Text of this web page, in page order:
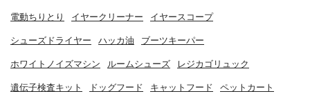
電動ちりとり イヤークリーナー イヤースコープ
シューズドライヤー ハッカ油 ブーツキーパー
ホワイトノイズマシン ルームシューズ レジカゴリュック
遺伝子検査キット ドッグフード キャットフード ペットカート